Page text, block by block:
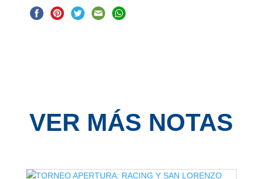
VER MÁS NOTAS